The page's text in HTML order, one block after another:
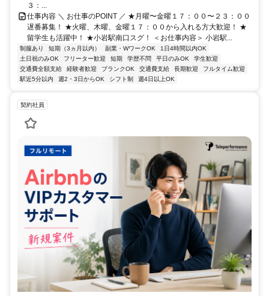
３：...
仕事内容 ＼ お仕事のPOINT ／ ★月曜〜金曜１７：００〜２３：００
遅番募集！ ★火曜、木曜、金曜１７：００から入れる方大歓迎！ ★
留学生も活躍中！ ★小岩駅南口スグ！ ＜お仕事内容＞ 小岩駅...
制服あり 短期（3ヵ月以内） 副業・WワークOK
1日4時間以内OK
土日祝のみOK
フリーター歓迎 短期 学歴不問 平日のみOK
学生歓迎
交通費全額支給
経験者歓迎 ブランクOK 交通費支給 長期歓迎
フルタイム歓迎
駅近5分以内
週2・3日からOK シフト制 週4日以上OK
契約社員